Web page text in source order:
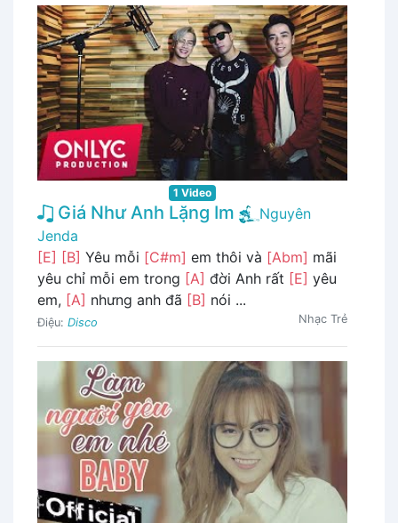
1 Video
Giá Như Anh Lặng Im
Nguyên
Jenda
[E] [B] Yêu mỗi [C#m] em thôi và [Abm] mãi
yêu chỉ mỗi em trong [A] đời Anh rất [E] yêu
em, [A] nhưng anh đã [B] nói ...
Điệu: Disco Nhạc Trẻ